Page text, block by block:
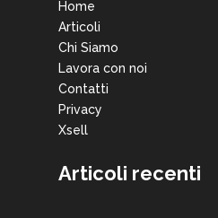
Home
Articoli
Chi Siamo
Lavora con noi
Contatti
Privacy
Xsell
Articoli recenti